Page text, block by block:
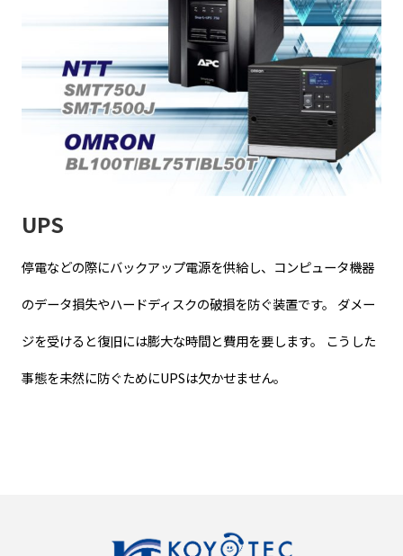
UPS
停電などの際にバックアップ電源を供給し、コンピュータ機器
のデータ損失やハードディスクの破損を防ぐ装置です。 ダメー
ジを受けると復旧には膨大な時間と費用を要します。 こうした
事態を未然に防ぐためにUPSは欠かせません。